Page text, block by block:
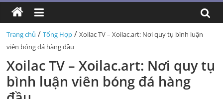
Trang chủ /Tổng Hợp /Xoilac TV – Xoilac.art: Nơi quy tụ bình luận
viên bóng đá hàng đầu
Xoilac TV – Xoilac.art: Nơi quy tụ
bình luận viên bóng đá hàng